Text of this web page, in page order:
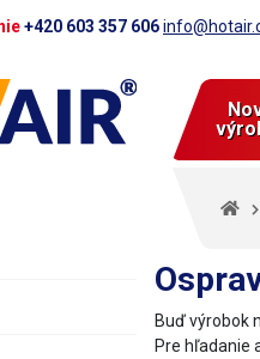
+420 603 357 606
Buď výrobok
Pre hľadanie